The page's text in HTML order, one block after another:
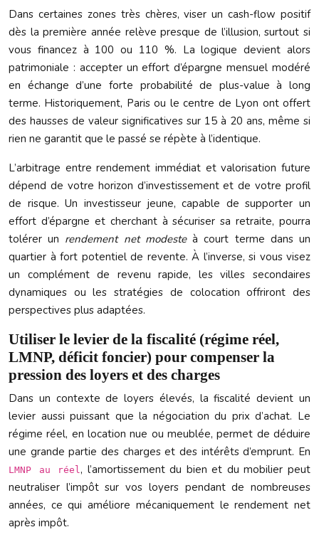
Dans certaines zones très chères, viser un cash-flow positif
dès la première année relève presque de l’illusion, surtout si
vous financez à 100 ou 110 %. La logique devient alors
patrimoniale : accepter un effort d’épargne mensuel modéré
en échange d’une forte probabilité de plus-value à long
terme. Historiquement, Paris ou le centre de Lyon ont offert
des hausses de valeur significatives sur 15 à 20 ans, même si
rien ne garantit que le passé se répète à l’identique.
L’arbitrage entre rendement immédiat et valorisation future
dépend de votre horizon d’investissement et de votre profil
de risque. Un investisseur jeune, capable de supporter un
effort d’épargne et cherchant à sécuriser sa retraite, pourra
tolérer un rendement net modesteà court terme dans un
quartier à fort potentiel de revente. À l’inverse, si vous visez
un complément de revenu rapide, les villes secondaires
dynamiques ou les stratégies de colocation offriront des
perspectives plus adaptées.
Utiliser le levier de la fiscalité (régime réel,
LMNP, déficit foncier) pour compenser la
pression des loyers et des charges
Dans un contexte de loyers élevés, la fiscalité devient un
levier aussi puissant que la négociation du prix d’achat. Le
régime réel, en location nue ou meublée, permet de déduire
une grande partie des charges et des intérêts d’emprunt. En
LMNP au réel, l’amortissement du bien et du mobilier peut
neutraliser l’impôt sur vos loyers pendant de nombreuses
années, ce qui améliore mécaniquement le rendement net
après impôt.